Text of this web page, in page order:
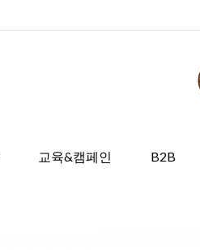
교육&캠페인 B2B